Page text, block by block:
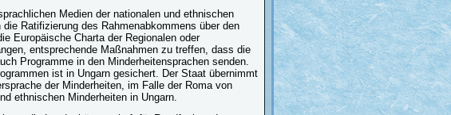
Medien der nationalen und ethnischen
Ratifizierung des Rahmenabkommens über den
Europäische Charta der Regionalen oder
entsprechende Maßnahmen zu treffen, dass die
Programme in den Minderheitensprachen senden.
ist in Ungarn gesichert. Der Staat übernimmt
der Minderheiten, im Falle der Roma von
ethnischen Minderheiten in Ungarn.